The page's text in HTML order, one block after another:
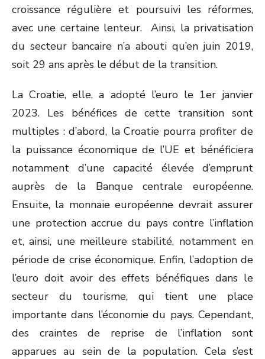
croissance régulière et poursuivi les réformes,
avec une certaine lenteur. Ainsi, la privatisation
du secteur bancaire n’a abouti qu’en juin 2019,
soit 29 ans après le début de la transition.
La Croatie, elle, a adopté l’euro le 1erjanvier
2023. Les bénéfices de cette transition sont
multiples : d’abord, la Croatie pourra profiter de
la puissance économique de l’UE et bénéficiera
notamment d’une capacité élevée d’emprunt
auprès de la Banque centrale européenne.
Ensuite, la monnaie européenne devrait assurer
une protection accrue du pays contre l’inflation
et, ainsi, une meilleure stabilité, notamment en
période de crise économique. Enfin, l’adoption de
l’euro doit avoir des effets bénéfiques dans le
secteur du tourisme, qui tient une place
importante dans l’économie du pays. Cependant,
des craintes de reprise de l’inflation sont
apparues au sein de la population. Cela s’est